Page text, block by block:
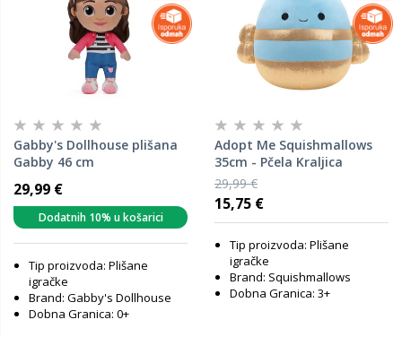
Gabby's Dollhouse plišana
Gabby 46 cm
29,99 €
Dodatnih 10% u košarici
Tip proizvoda: Plišane
igračke
Brand: Gabby's Dollhouse
Dobna Granica: 0+
Adopt Me Squishmallows
35cm - Pčela Kraljica
29,99 €
15,75 €
Tip proizvoda: Plišane
igračke
Brand: Squishmallows
Dobna Granica: 3+